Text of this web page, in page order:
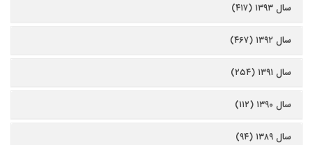
سال ۱۳۹۳ (۴۱۷)
سال ۱۳۹۲ (۴۶۷)
سال ۱۳۹۱ (۲۵۴)
سال ۱۳۹۰ (۱۱۲)
سال ۱۳۸۹ (۹۴)